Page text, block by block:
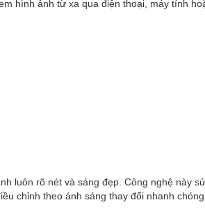
hình ảnh từ xa qua điện thoại, máy tính
xung quanh ngôi nhà hay cửa hàng của
luôn rõ nét và sáng đẹp. Công nghệ này
chỉnh theo ánh sáng thay đổi nhanh